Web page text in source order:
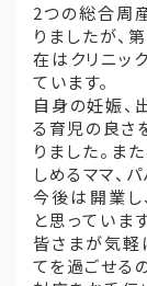
2つの総合周
りましたが、
在はクリニッ
ています。
自身の妊娠、
る育児の良さ
りました。ま
しめるママ、
今後は開業し
と思っていま
皆さまが気軽
てを過ごせる